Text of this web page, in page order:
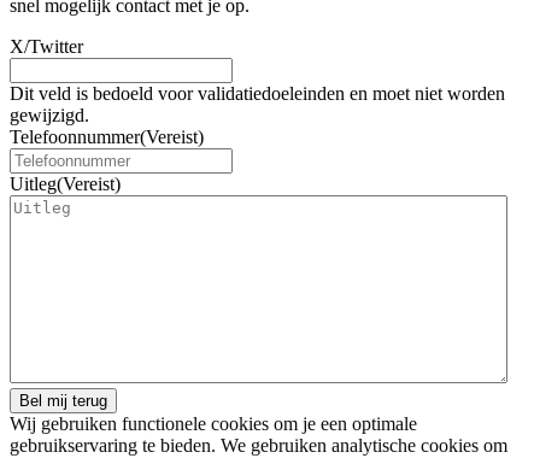
snel mogelijk contact met je op.
X/Twitter
Dit veld is bedoeld voor validatiedoeleinden en moet niet worden
gewijzigd.
Telefoonnummer(Vereist)
Uitleg(Vereist)
Wij gebruiken functionele cookies om je een optimale
gebruikservaring te bieden. We gebruiken analytische cookies om